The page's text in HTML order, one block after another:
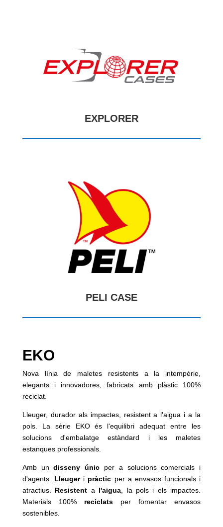
EXPLORER
PELI CASE
EKO
Nova línia de maletes resistents a la intempèrie,
elegants i innovadores, fabricats amb plàstic 100%
reciclat.
Lleuger, durador als impactes, resistent a l'aigua i a la
pols. La sèrie EKO és l'equilibri adequat entre les
solucions d'embalatge estàndard i les maletes
estanques professionals.
Amb undisseny únic per a solucions comercials i
d'agents. Lleugeri pràctic per a envasos funcionals i
atractius. Resistent a l'aigua , la pols i els impactes.
Materials 100% reciclatsper fomentar envasos
sostenibles.